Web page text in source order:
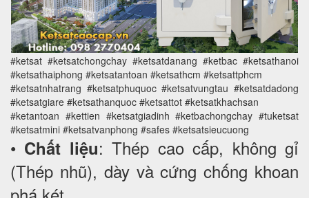
#ketsat #ketsatchongchay #ketsatdanang #ketbac #ketsathanoi
#ketsathaiphong #ketsatantoan #ketsathcm #ketsattphcm
#ketsatnhatrang #ketsatphuquoc #ketsatvungtau #ketsatdadong
#ketsatgiare #ketsathanquoc #ketsattot #ketsatkhachsan
#ketantoan #kettien #ketsatgiadinh #ketbachongchay #tuketsat
#ketsatmini #ketsatvanphong #safes #ketsatsieucuong
• Chất liệu: Thép cao cấp, không gỉ
(Thép nhũ), dày và cứng chống khoan